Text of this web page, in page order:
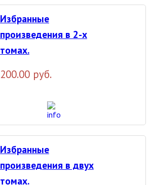
Избранные
произведения в 2-х
томах.
200.00 руб.
Избранные
произведения в двух
томах.